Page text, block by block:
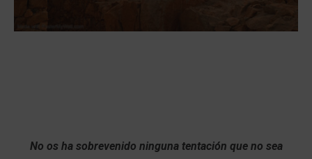
No os ha sobrevenido ninguna tentación que no sea